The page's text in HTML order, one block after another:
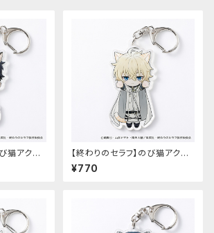
猫アクリ
一郎）
【終わりのセラフ】のび猫アクリ
ルキーホルダー（百夜ミカエラ）
¥770